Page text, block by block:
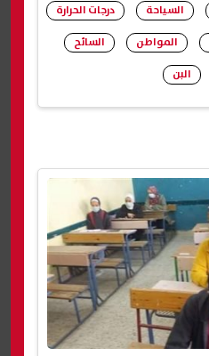
السياحة
درجات الحرارة
المواطن
السائح
البن